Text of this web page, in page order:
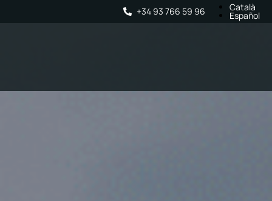
+34 93 766 59 96 Català
Español